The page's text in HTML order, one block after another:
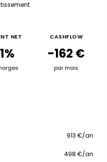
NET CASHFLOW
-162 €
par mois
913 €/an
498 €/an